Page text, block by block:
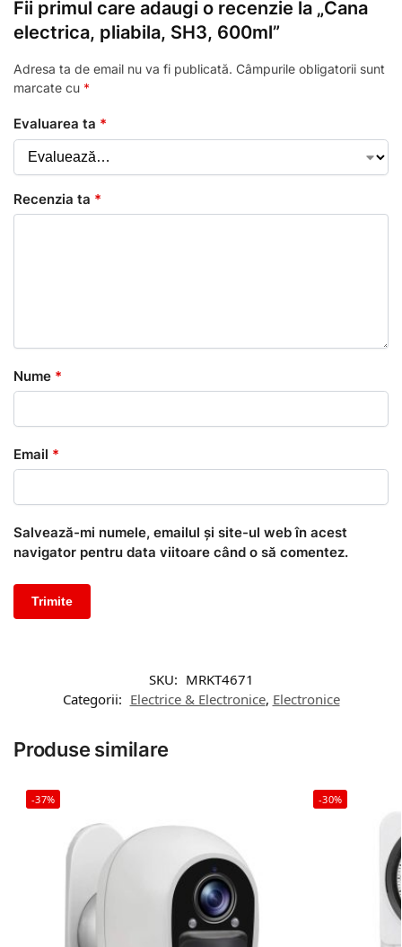
Fii primul care adaugi o recenzie la „Cana
electrica, pliabila, SH3, 600ml”
Adresa ta de email nu va fi publicată. Câmpurile obligatorii sunt
marcate cu *
Evaluarea ta *
Recenzia ta *
Nume *
Email *
Salvează-mi numele, emailul și site-ul web în acest
navigator pentru data viitoare când o să comentez.
SKU: MRKT4671
Categorii: Electrice & Electronice, Electronice
Produse similare
-37% -30%